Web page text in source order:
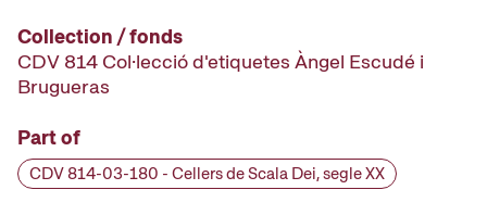
Collection / fonds
CDV 814 Col·lecció d'etiquetes Àngel Escudé i
Brugueras
Part of
CDV 814-03-180 - Cellers de Scala Dei, segle XX